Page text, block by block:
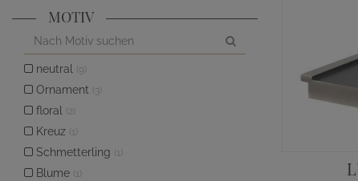
MOTIV
neutral (9)
Ornament (3)
floral (2)
Kreuz (1)
Schmetterling (1)
Blume (1)